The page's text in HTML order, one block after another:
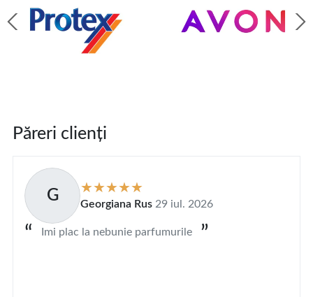
Păreri clienți
G Georgiana Rus 29 iul. 2026
Imi plac la nebunie parfumurile